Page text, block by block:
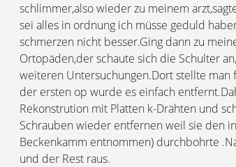
schlimmer,also wieder zu meinem
sei alles in ordnung ich müsse geduld
schmerzen nicht besser.Ging dann zu
Ortopäden,der schaute sich die Schulter
weiteren Untersuchungen.Dort stellte
der ersten op wurde es einfach
Rekonstrution mit Platten k-Drähten und
Schrauben wieder entfernen weil sie den
Beckenkamm entnommen) durchbohrte
und der Rest raus.